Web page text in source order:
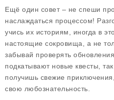
Ещё один совет – не спеши
наслаждаться процессом!
учись их историям, иногда в
настоящие сокровища, а не
забывай проверять
подкатывают новые квесты,
получишь свежие
свою любознательность.